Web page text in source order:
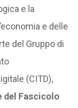
e la
e delle
del Gruppo di
(CITD),
del Fascicolo